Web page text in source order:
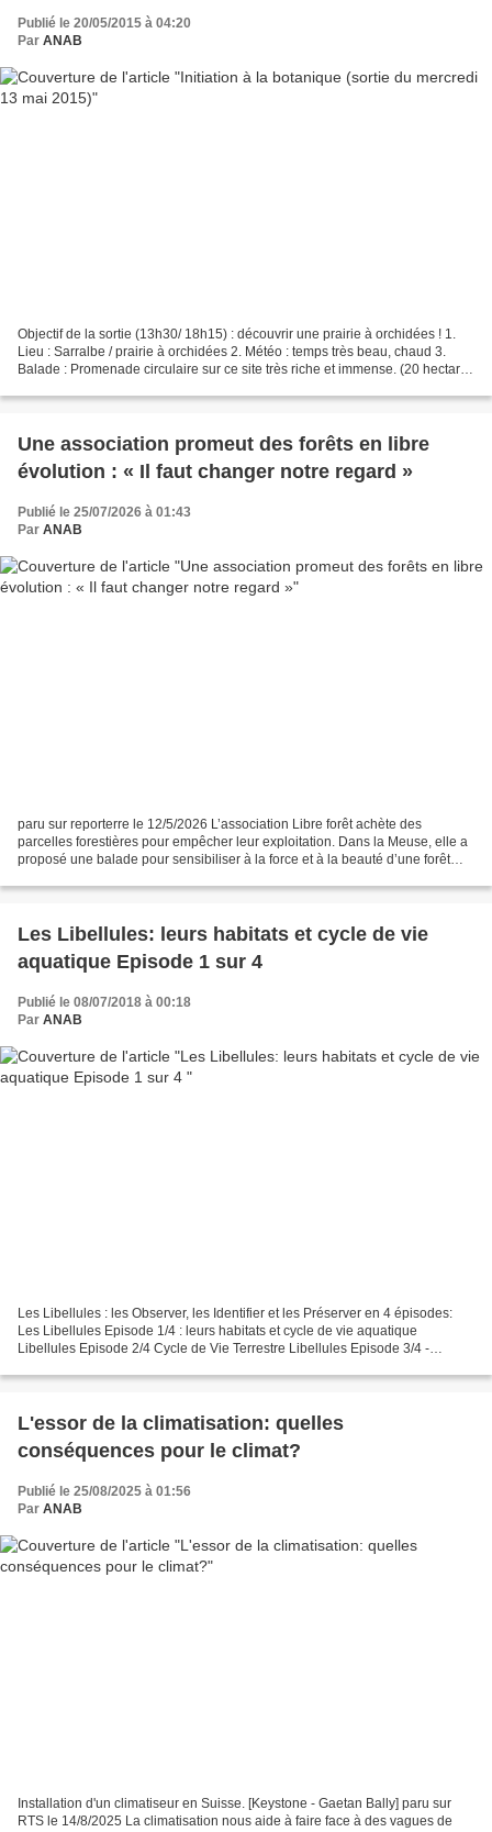
Publié le 20/05/2015 à 04:20
Par ANAB
Objectif de la sortie (13h30/ 18h15) : découvrir une prairie à orchidées ! 1.
Lieu : Sarralbe / prairie à orchidées 2. Météo : temps très beau, chaud 3.
Balade : Promenade circulaire sur ce site très riche et immense. (20 hectares
Une association promeut des forêts en libre
évolution : « Il faut changer notre regard »
Publié le 25/07/2026 à 01:43
Par ANAB
paru sur reporterre le 12/5/2026 L’association Libre forêt achète des
parcelles forestières pour empêcher leur exploitation. Dans la Meuse, elle a
proposé une balade pour sensibiliser à la force et à la beauté d’une forêt
Les Libellules: leurs habitats et cycle de vie
aquatique Episode 1 sur 4
Publié le 08/07/2018 à 00:18
Par ANAB
Les Libellules : les Observer, les Identifier et les Préserver en 4 épisodes:
Les Libellules Episode 1/4 : leurs habitats et cycle de vie aquatique
Libellules Episode 2/4 Cycle de Vie Terrestre Libellules Episode 3/4 -
L'essor de la climatisation: quelles
conséquences pour le climat?
Publié le 25/08/2025 à 01:56
Par ANAB
Installation d'un climatiseur en Suisse. [Keystone - Gaetan Bally] paru sur
RTS le 14/8/2025 La climatisation nous aide à faire face à des vagues de